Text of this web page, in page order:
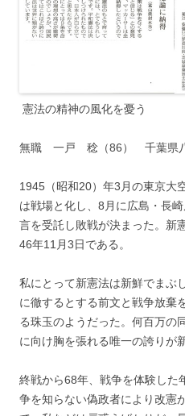
憲法の精神の風化を憂う
無職 一戸 稔（86） 千葉県
1945（昭和20）年3月の東京大
は戦場と化し、8月に広島・長
言を受託し敗戦が決まった。新
46年11月3日である。
私にとって新憲法は新鮮でまぶ
に徹するとする前文と戦争放棄
る珠玉のようだった。何百万の
に向け胸を張れる唯一の誇りが
終戦から68年、戦争を体験した
争を知らない偽政者により改憲